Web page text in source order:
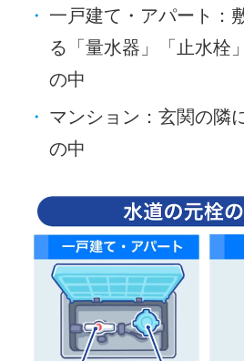
一戸建て・アパート：
る「量水器」「止水栓
の中
マンション：玄関の隣
の中